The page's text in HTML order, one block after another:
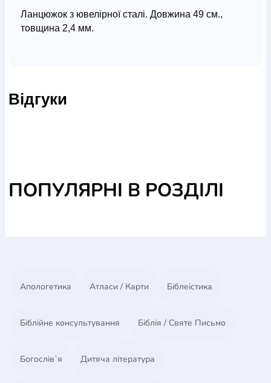
Ланцюжок з ювелірної сталі. Довжина 49 см.,
товщина 2,4 мм.
Відгуки
ПОПУЛЯРНІ В РОЗДІЛІ
Апологетика Атласи / Карти Біблеістика
Біблійне консультування Біблія / Святе Письмо
Богослів`я Дитяча література